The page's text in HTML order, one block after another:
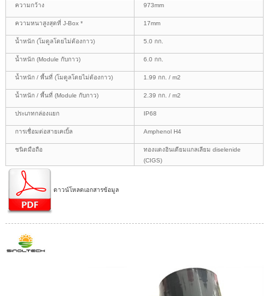
ความกว้าง 973mm
ความหนาสูงสุดที่ J-Box * 17mm
น้ำหนัก (โมดูลโดยไม่ต้องกาว) 5.0 กก.
น้ำหนัก (Module กับกาว) 6.0 กก.
น้ำหนัก / พื้นที่ (โมดูลโดยไม่ต้องกาว) 1.99 กก. / m2
น้ำหนัก / พื้นที่ (Module กับกาว) 2.39 กก. / m2
ประเภทกล่องแยก IP68
การเชื่อมต่อสายเคเบิ้ล Amphenol H4
ชนิดมือถือ
ทองแดงอินเดียมแกลเลียม diselenide
(CIGS)
ดาวน์โหลดเอกสารข้อมูล